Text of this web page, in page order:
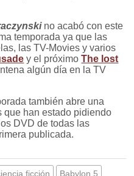
no acabó con este
temporada ya que las
las TV-Movies y varios
y el próximoThe lost
algún día en la TV
también abre una
que han estado pidiendo
DVD de todas las
publicada.
ficción Babylon 5